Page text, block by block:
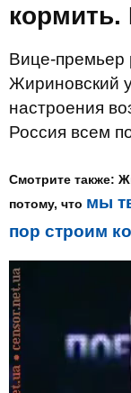
Вице-премьер
Жириновский
настроения
Россия всем
Смотрите также:
потому, что мы
пор строим